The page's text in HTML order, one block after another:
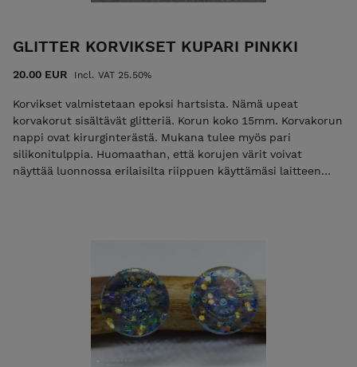
GLITTER KORVIKSET KUPARI PINKKI
20.00 EUR Incl. VAT 25.50%
Korvikset valmistetaan epoksi hartsista. Nämä upeat
korvakorut sisältävät glitteriä. Korun koko 15mm. Korvakorun
nappi ovat kirurginterästä. Mukana tulee myös pari
silikonitulppia. Huomaathan, että korujen värit voivat
näyttää luonnossa erilaisilta riippuen käyttämäsi laitteen